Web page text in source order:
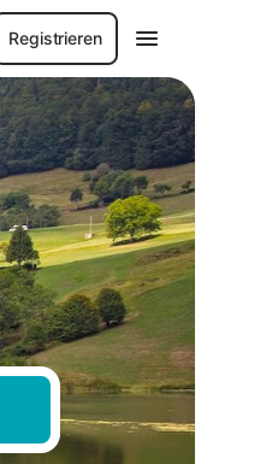
Registrieren